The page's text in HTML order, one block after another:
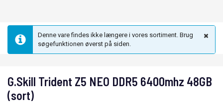
Denne vare findes ikke længere i vores sortiment. Brug
søgefunktionen øverst på siden.
G.Skill Trident Z5 NEO DDR5 6400mhz 48GB
(sort)